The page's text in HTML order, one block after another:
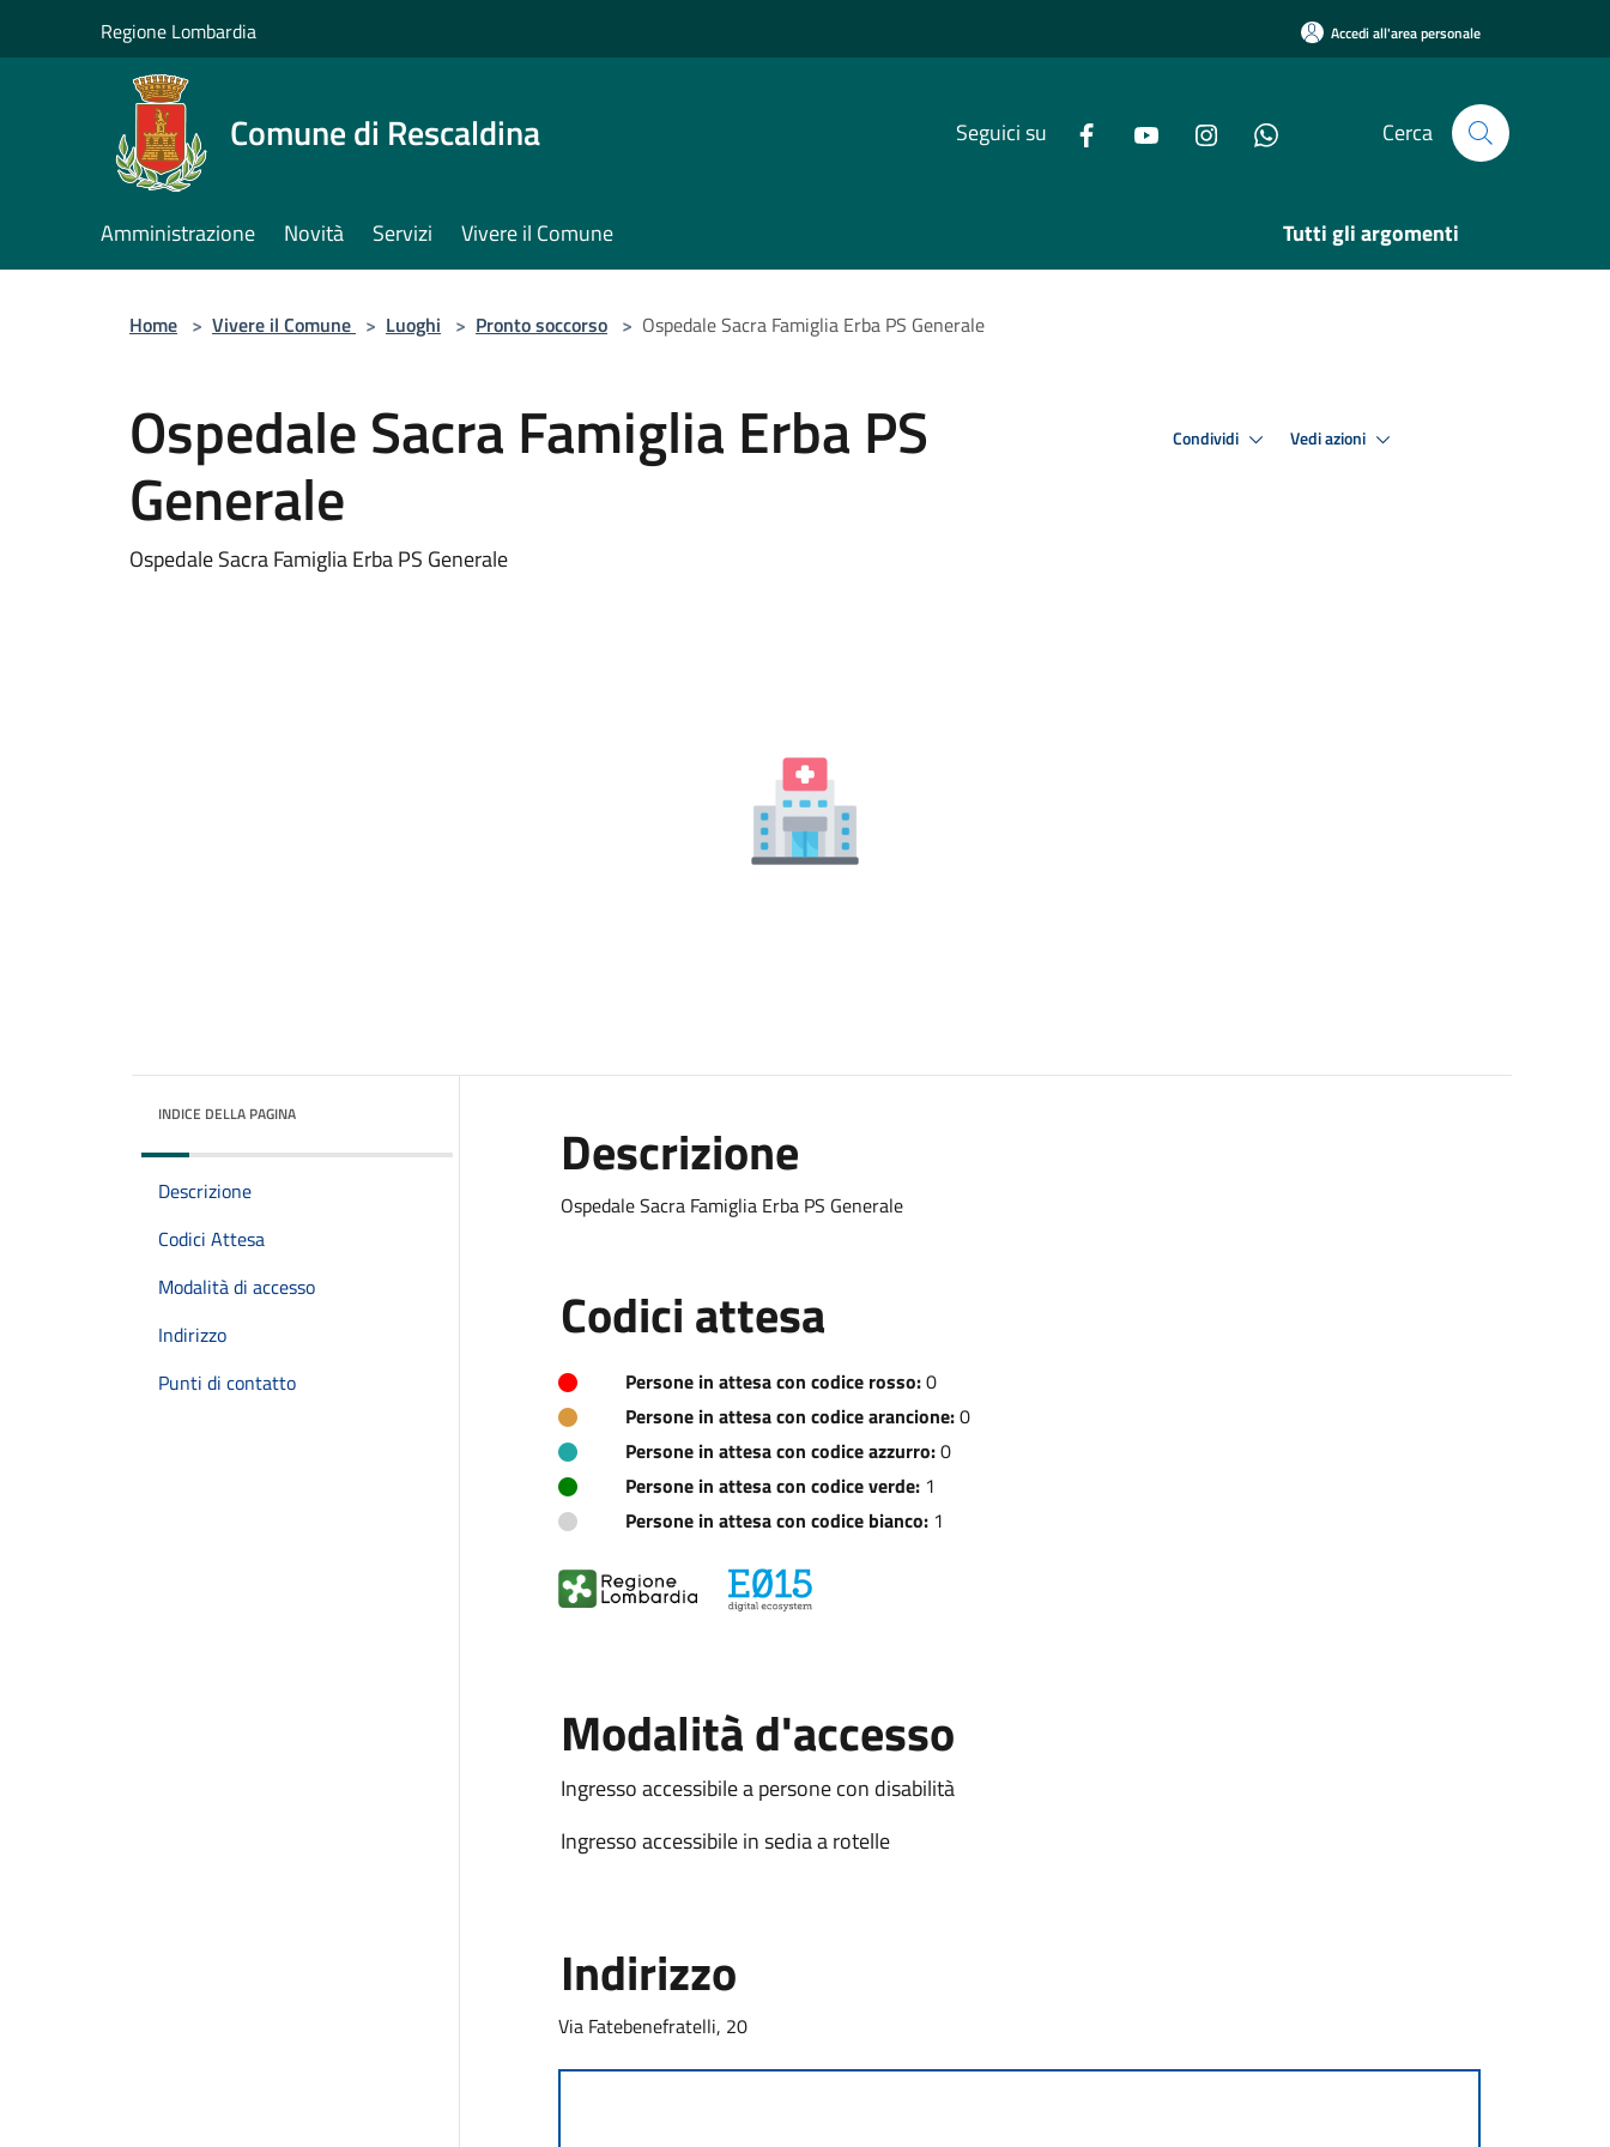
Regione Lombardia Accedi all'area personale
Comune di Rescaldina Seguici su Cerca
Amministrazione Novità Servizi Vivere il Comune Tutti gli argomenti
Home > Vivere il Comune > Luoghi > Pronto soccorso > Ospedale Sacra Famiglia Erba PS Generale
Ospedale Sacra Famiglia Erba PS
Generale
Ospedale Sacra Famiglia Erba PS Generale
Condividi Vedi azioni
INDICE DELLA PAGINA
Descrizione
Codici Attesa
Modalità di accesso
Indirizzo
Punti di contatto
Descrizione
Ospedale Sacra Famiglia Erba PS Generale
Codici attesa
Persone in attesa con codice rosso:0
Persone in attesa con codice arancione:0
Persone in attesa con codice azzurro:0
Persone in attesa con codice verde:1
Persone in attesa con codice bianco:1
Modalità d'accesso
Ingresso accessibile a persone con disabilità
Ingresso accessibile in sedia a rotelle
Indirizzo
Via Fatebenefratelli, 20